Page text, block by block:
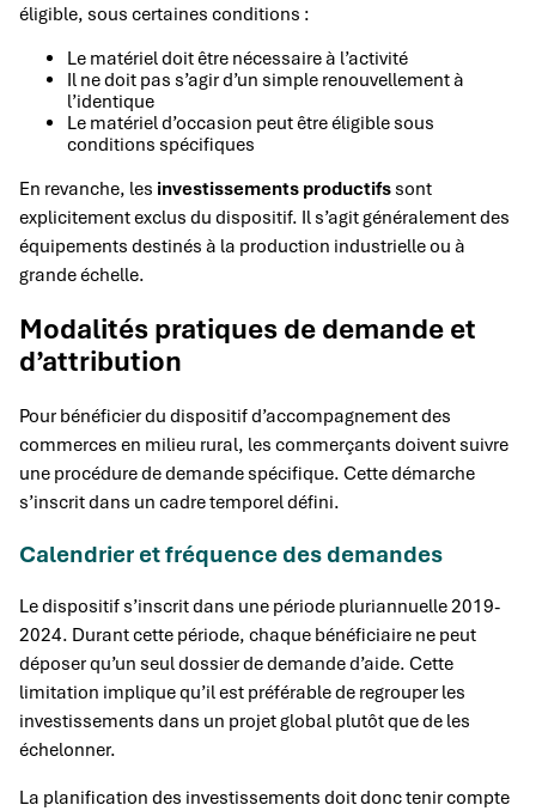
éligible, sous certaines conditions :
Le matériel doit être nécessaire à l’activité
Il ne doit pas s’agir d’un simple renouvellement à
l’identique
Le matériel d’occasion peut être éligible sous
conditions spécifiques
En revanche, les investissements productifs sont
explicitement exclus du dispositif. Il s’agit généralement des
équipements destinés à la production industrielle ou à
grande échelle.
Modalités pratiques de demande et
d’attribution
Pour bénéficier du dispositif d’accompagnement des
commerces en milieu rural, les commerçants doivent suivre
une procédure de demande spécifique. Cette démarche
s’inscrit dans un cadre temporel défini.
Calendrier et fréquence des demandes
Le dispositif s’inscrit dans une période pluriannuelle 2019-
2024. Durant cette période, chaque bénéficiaire ne peut
déposer qu’un seul dossier de demande d’aide. Cette
limitation implique qu’il est préférable de regrouper les
investissements dans un projet global plutôt que de les
échelonner.
La planification des investissements doit donc tenir compte